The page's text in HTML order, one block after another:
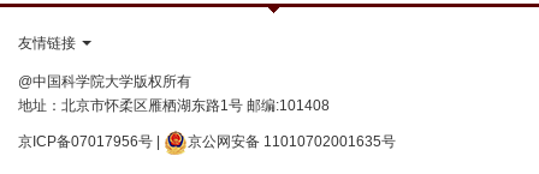
友情链接
@中国科学院大学版权所有
地址：北京市怀柔区雁栖湖东路1号 邮编:101408
京ICP备07017956号 京公网安备 11010702001635号